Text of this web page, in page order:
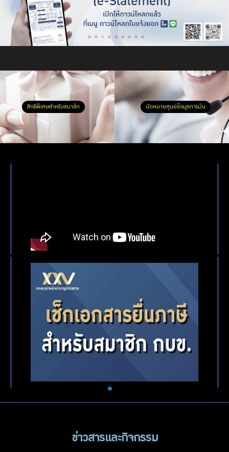
สิทธิพิเศษสำหรับสมาชิก นัดหมายศูนย์ข้อมูลการเงิน
ข่าวสารและกิจกรรม